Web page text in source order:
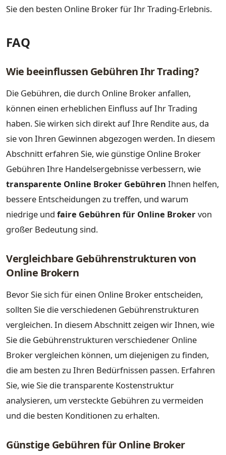
Sie den besten Online Broker für Ihr Trading-Erlebnis.
FAQ
Wie beeinflussen Gebühren Ihr Trading?
Die Gebühren, die durch Online Broker anfallen,
können einen erheblichen Einfluss auf Ihr Trading
haben. Sie wirken sich direkt auf Ihre Rendite aus, da
sie von Ihren Gewinnen abgezogen werden. In diesem
Abschnitt erfahren Sie, wie günstige Online Broker
Gebühren Ihre Handelsergebnisse verbessern, wie
transparente Online Broker Gebühren Ihnen helfen,
bessere Entscheidungen zu treffen, und warum
niedrige und faire Gebühren für Online Brokervon
großer Bedeutung sind.
Vergleichbare Gebührenstrukturen von
Online Brokern
Bevor Sie sich für einen Online Broker entscheiden,
sollten Sie die verschiedenen Gebührenstrukturen
vergleichen. In diesem Abschnitt zeigen wir Ihnen, wie
Sie die Gebührenstrukturen verschiedener Online
Broker vergleichen können, um diejenigen zu finden,
die am besten zu Ihren Bedürfnissen passen. Erfahren
Sie, wie Sie die transparente Kostenstruktur
analysieren, um versteckte Gebühren zu vermeiden
und die besten Konditionen zu erhalten.
Günstige Gebühren für Online Broker